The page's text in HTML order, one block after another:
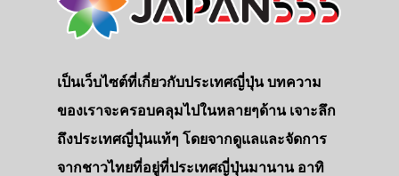
เป็นเว็บไซต์ที่เกี่ยวกับประเทศญี่ปุ่น บทความ
ของเราจะครอบคลุมไปในหลายๆด้าน เจาะลึก
ถึงประเทศญี่ปุ่นแท้ๆ โดยจากดูแลและจัดการ
จากชาวไทยที่อยู่ที่ประเทศญี่ปุ่นมานาน อาทิ